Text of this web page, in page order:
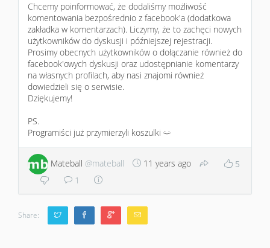
Chcemy poinformować, że dodaliśmy możliwość
komentowania bezpośrednio z facebook'a (dodatkowa
zakładka w komentarzach). Liczymy, że to zachęci nowych
użytkowników do dyskusji i późniejszej rejestracji.
Prosimy obecnych użytkowników o dołączanie również do
facebook'owych dyskusji oraz udostępnianie komentarzy
na własnych profilach, aby nasi znajomi również
dowiedzieli się o serwisie.
Dziękujemy!
PS.
Programiści już przymierzyli koszulki
:)
Mateball @mateball 11 years ago
5
1
Share: